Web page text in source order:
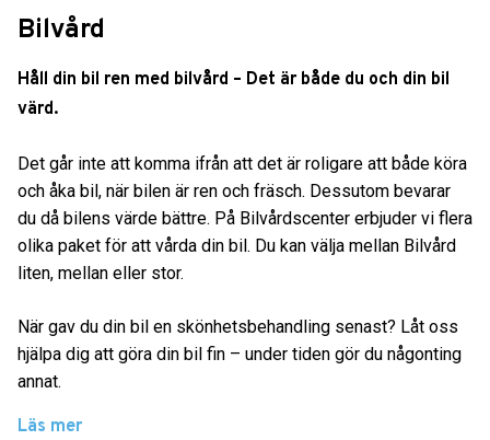
Bilvård
Håll din bil ren med bilvård – Det är både du och din bil
värd.
Det går inte att komma ifrån att det är roligare att både köra
och åka bil, när bilen är ren och fräsch. Dessutom bevarar
du då bilens värde bättre. På Bilvårdscenter erbjuder vi flera
olika paket för att vårda din bil. Du kan välja mellan Bilvård
liten, mellan eller stor.
När gav du din bil en skönhetsbehandling senast? Låt oss
hjälpa dig att göra din bil fin – under tiden gör du någonting
annat.
Läs mer